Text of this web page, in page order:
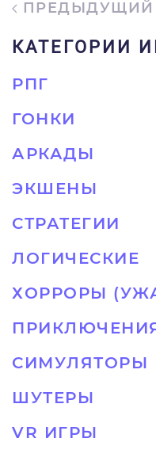
ПРЕДЫДУЩИЙ
КАТЕГОРИИ
РПГ
ГОНКИ
АРКАДЫ
ЭКШЕНЫ
СТРАТЕГИИ
ЛОГИЧЕСКИЕ
ХОРРОРЫ
СИМУЛЯТОРЫ
ШУТЕРЫ
VR ИГРЫ